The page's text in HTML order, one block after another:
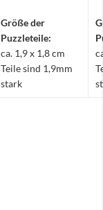
Größe der
Puzzleteile:
ca. 1,9 x 1,8 cm
Teile sind 1,9mm
stark